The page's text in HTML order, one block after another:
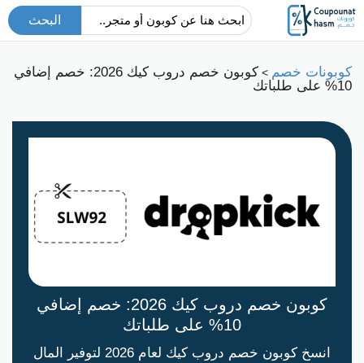
البحث
كوبونات خصم >
كوبون خصم دروب كيك 2026: خصم إضافي
10% على طلباتك
كوبون خصم دروب كيك 2026: خصم إضافي
10% على طلباتك
انسخ كوبون خصم دروب كيك لعام 2026 لتوفير المال